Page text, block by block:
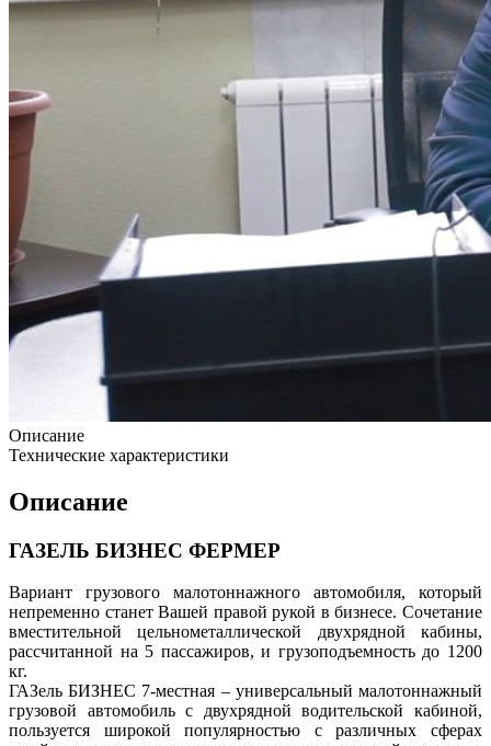
Описание
Технические характеристики
Описание
ГАЗЕЛЬ БИЗНЕС ФЕРМЕР
Вариант грузового малотоннажного автомобиля, который
непременно станет Вашей правой рукой в бизнесе. Сочетание
вместительной цельнометаллической двухрядной кабины,
рассчитанной на 5 пассажиров, и грузоподъемность до 1200
кг.
ГАЗель БИЗНЕС 7-местная – универсальный малотоннажный
грузовой автомобиль с двухрядной водительской кабиной,
пользуется широкой популярностью с различных сферах